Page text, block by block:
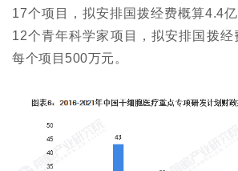
17个项目，拟安排国拨经费概算4.4
12个青年科学家项目，拟安排国拨经
每个项目500万元。